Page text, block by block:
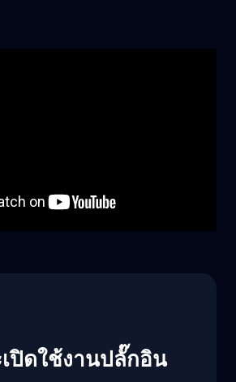
ปิดใช้งานปลั๊กอิน